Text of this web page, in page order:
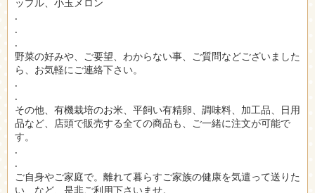
ップル、小玉メロン
.
.
.
野菜の好みや、ご要望、わからない事、ご質問などございました
ら、お気軽にご連絡下さい。
.
.
その他、有機栽培のお米、平飼い有精卵、調味料、加工品、日用
品など、店頭で販売する全ての商品も、ご一緒に注文が可能で
す。
.
.
ご自身やご家庭で。離れて暮らすご家族の健康を気遣って送りた
い、など、是非ご利用下さいませ。